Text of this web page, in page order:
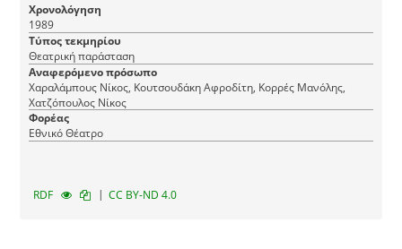
Χρονολόγηση
1989
Τύπος τεκμηρίου
Θεατρική παράσταση
Αναφερόμενο πρόσωπο
Χαραλάμπους Νίκος, Κουτσουδάκη Αφροδίτη, Κορρές Μανόλης,
Χατζόπουλος Νίκος
Φορέας
Εθνικό Θέατρο
RDF | CC BY-ND 4.0